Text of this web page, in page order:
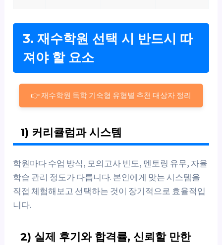
3. 재수학원 선택 시 반드시 따
져야 할 요소
👉 재수학원 독학 기숙형 유형별 추천 대상자 정리
1) 커리큘럼과 시스템
학원마다 수업 방식, 모의고사 빈도, 멘토링 유무, 자율
학습 관리 정도가 다릅니다. 본인에게 맞는 시스템을
직접 체험해보고 선택하는 것이 장기적으로 효율적입
니다.
2) 실제 후기와 합격률, 신뢰할 만한